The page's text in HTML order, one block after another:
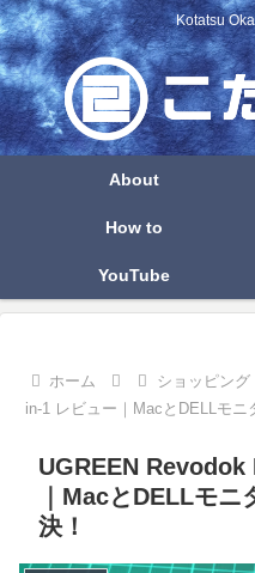
Kotatsu
About
How to
YouTube
ホーム ショッピング
in-1 レビュー｜MacとDELLモニ
UGREEN
｜MacとDELLモ
決！